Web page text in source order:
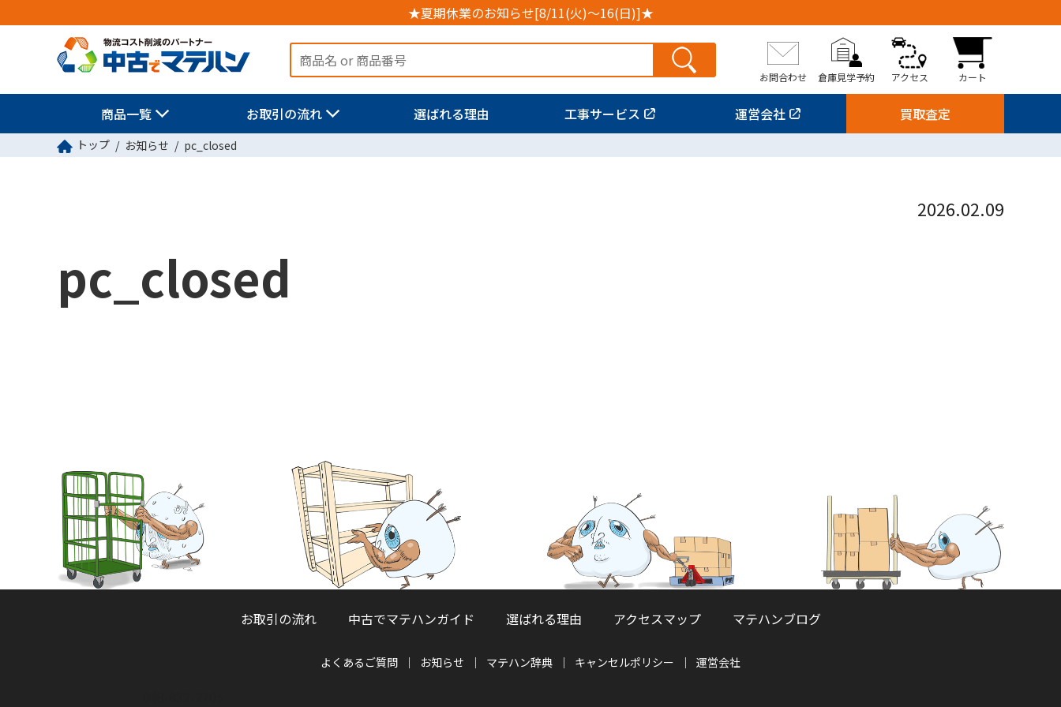
★夏期休業のお知らせ[8/11(火)～16(日)]★
お問合わせ 倉庫見学予約 アクセス カート
商品一覧 お取引の流れ 選ばれる理由 工事サービス 運営会社 買取査定
トップ お知らせ pc_closed
2026.02.09
pc_closed
お取引の流れ 中古でマテハンガイド 選ばれる理由 アクセスマップ マテハンブログ
よくあるご質問 お知らせ マテハン辞典 キャンセルポリシー 運営会社